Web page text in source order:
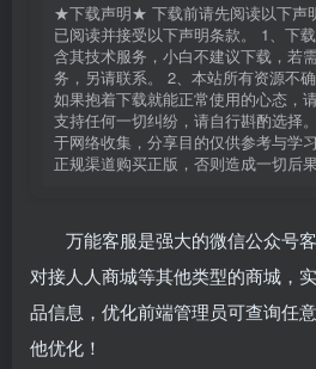
★下载声明★ 下载前请先阅读以下声
已阅读并接受以下声明条款。 1、下
含其技术服务，小白不建议下载，若
务，另请联系。 2、本站所有资源不
如果抱着下载就能正常使用的心态，
支持任何一切纠纷，请自行斟酌选择
于网络收集，分享目的仅供参考与学
正规渠道购买正版，否则造成一切后
万能客服是强大的微信公众号
对接人人商城等其他类型的商城，
品信息，优化前端管理员可查询任
他优化！